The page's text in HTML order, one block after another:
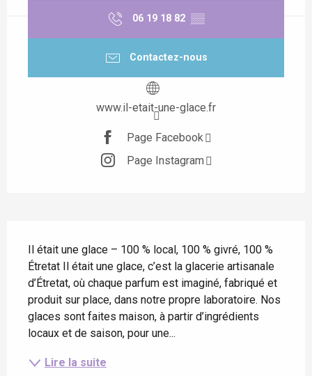
06 19 18 82 ▒▒
Contactez-nous
www.il-etait-une-glace.fr
Page Facebook
Page Instagram
Il était une glace – 100 % local, 100 % givré, 100 %
Étretat Il était une glace, c’est la glacerie artisanale
d’Étretat, où chaque parfum est imaginé, fabriqué et
produit sur place, dans notre propre laboratoire. Nos
glaces sont faites maison, à partir d’ingrédients
locaux et de saison, pour une...
Lire la suite